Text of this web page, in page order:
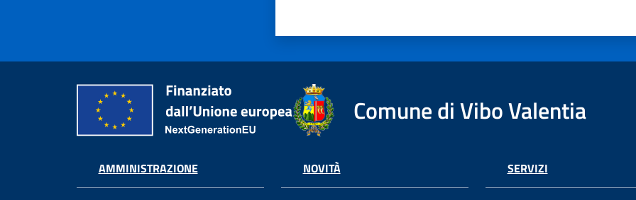
Comune di Vibo Valentia
AMMINISTRAZIONE NOVITÀ SERVIZI